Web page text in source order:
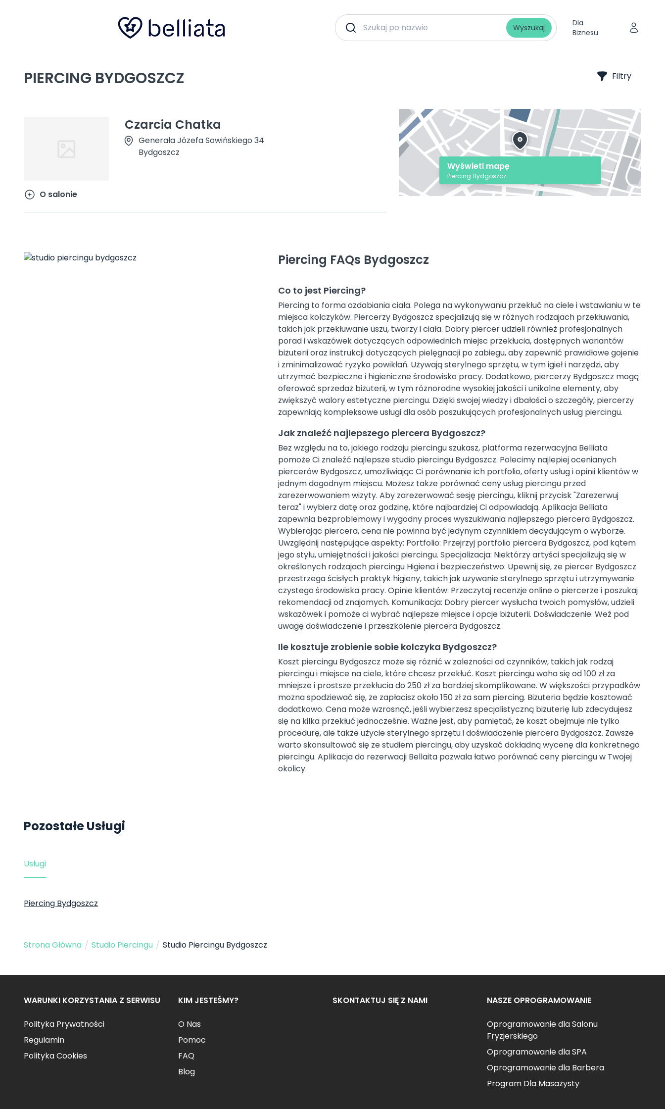
Wyszukaj
Dla
Biznesu
PIERCING BYDGOSZCZ Filtry
Czarcia Chatka
Generała Józefa Sowińskiego 34
Bydgoszcz
O salonie
Wyświetl mapę
Piercing Bydgoszcz
Piercing FAQs Bydgoszcz
Co to jest Piercing?
Piercing to forma ozdabiania ciała. Polega na wykonywaniu przekłuć na ciele i wstawianiu w te
miejsca kolczyków. Piercerzy Bydgoszcz specjalizują się w różnych rodzajach przekłuwania,
takich jak przekłuwanie uszu, twarzy i ciała. Dobry piercer udzieli również profesjonalnych
porad i wskazówek dotyczących odpowiednich miejsc przekłucia, dostępnych wariantów
biżuterii oraz instrukcji dotyczących pielęgnacji po zabiegu, aby zapewnić prawidłowe gojenie
i zminimalizować ryzyko powikłań. Używają sterylnego sprzętu, w tym igieł i narzędzi, aby
utrzymać bezpieczne i higieniczne środowisko pracy. Dodatkowo, piercerzy Bydgoszcz mogą
oferować sprzedaż biżuterii, w tym różnorodne wysokiej jakości i unikalne elementy, aby
zwiększyć walory estetyczne piercingu. Dzięki swojej wiedzy i dbałości o szczegóły, piercerzy
zapewniają kompleksowe usługi dla osób poszukujących profesjonalnych usług piercingu.
Jak znaleźć najlepszego piercera Bydgoszcz?
Bez względu na to, jakiego rodzaju piercingu szukasz, platforma rezerwacyjna Belliata
pomoże Ci znaleźć najlepsze studio piercingu Bydgoszcz. Polecimy najlepiej ocenianych
piercerów Bydgoszcz, umożliwiając Ci porównanie ich portfolio, oferty usług i opinii klientów w
jednym dogodnym miejscu. Możesz także porównać ceny usług piercingu przed
zarezerwowaniem wizyty. Aby zarezerwować sesję piercingu, kliknij przycisk "Zarezerwuj
teraz" i wybierz datę oraz godzinę, które najbardziej Ci odpowiadają. Aplikacja Belliata
zapewnia bezproblemowy i wygodny proces wyszukiwania najlepszego piercera Bydgoszcz.
Wybierając piercera, cena nie powinna być jedynym czynnikiem decydującym o wyborze.
Uwzględnij następujące aspekty: Portfolio: Przejrzyj portfolio piercera Bydgoszcz, pod kątem
jego stylu, umiejętności i jakości piercingu. Specjalizacja: Niektórzy artyści specjalizują się w
określonych rodzajach piercingu Higiena i bezpieczeństwo: Upewnij się, że piercer Bydgoszcz
przestrzega ścisłych praktyk higieny, takich jak używanie sterylnego sprzętu i utrzymywanie
czystego środowiska pracy. Opinie klientów: Przeczytaj recenzje online o piercerze i poszukaj
rekomendacji od znajomych. Komunikacja: Dobry piercer wysłucha twoich pomysłów, udzieli
wskazówek i pomoże ci wybrać najlepsze miejsce i opcje biżuterii. Doświadczenie: Weź pod
uwagę doświadczenie i przeszkolenie piercera Bydgoszcz.
Ile kosztuje zrobienie sobie kolczyka Bydgoszcz?
Koszt piercingu Bydgoszcz może się różnić w zależności od czynników, takich jak rodzaj
piercingu i miejsce na ciele, które chcesz przekłuć. Koszt piercingu waha się od 100 zł za
mniejsze i prostsze przekłucia do 250 zł za bardziej skomplikowane. W większości przypadków
można spodziewać się, że zapłacisz około 150 zł za sam piercing. Biżuteria będzie kosztować
dodatkowo. Cena może wzrosnąć, jeśli wybierzesz specjalistyczną biżuterię lub zdecydujesz
się na kilka przekłuć jednocześnie. Ważne jest, aby pamiętać, że koszt obejmuje nie tylko
procedurę, ale także użycie sterylnego sprzętu i doświadczenie piercera Bydgoszcz. Zawsze
warto skonsultować się ze studiem piercingu, aby uzyskać dokładną wycenę dla konkretnego
piercingu. Aplikacja do rezerwacji Bellaita pozwala łatwo porównać ceny piercingu w Twojej
okolicy.
Pozostałe Usługi
Usługi
Piercing Bydgoszcz
Strona Główna / Studio Piercingu / Studio Piercingu Bydgoszcz
WARUNKI KORZYSTANIA Z SERWISU
Polityka Prywatności
Regulamin
Polityka Cookies
KIM JESTEŚMY?
O Nas
Pomoc
FAQ
Blog
SKONTAKTUJ SIĘ Z NAMI NASZE OPROGRAMOWANIE
Oprogramowanie dla Salonu
Fryzjerskiego
Oprogramowanie dla SPA
Oprogramowanie dla Barbera
Program Dla Masażysty